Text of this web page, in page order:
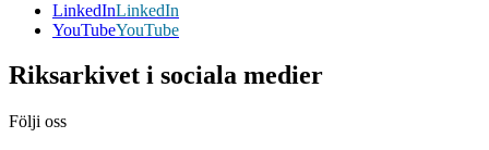
LinkedInLinkedIn
YouTubeYouTube
Riksarkivet i sociala medier
Följi oss